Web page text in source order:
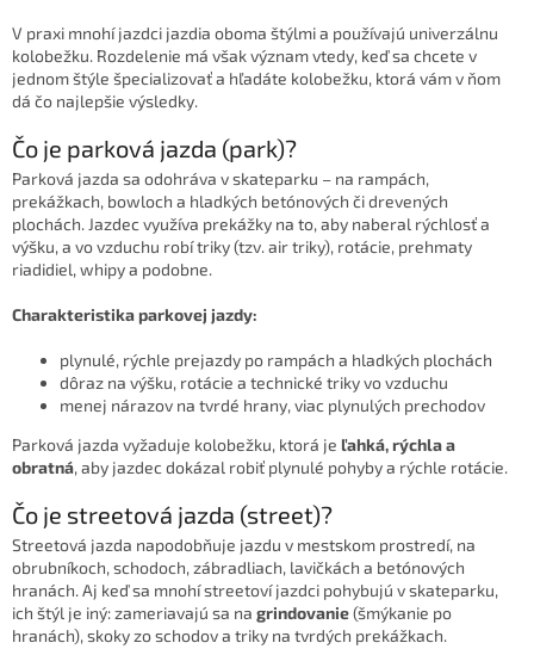
V praxi mnohí jazdci jazdia oboma štýlmi a používajú univerzálnu
kolobežku. Rozdelenie má však význam vtedy, keď sa chcete v
jednom štýle špecializovať a hľadáte kolobežku, ktorá vám v ňom
dá čo najlepšie výsledky.
Čo je parková jazda (park)?
Parková jazda sa odohráva v skateparku – na rampách,
prekážkach, bowloch a hladkých betónových či drevených
plochách. Jazdec využíva prekážky na to, aby naberal rýchlosť a
výšku, a vo vzduchu robí triky (tzv. air triky), rotácie, prehmaty
riadidiel, whipy a podobne.
Charakteristika parkovej jazdy:
plynulé, rýchle prejazdy po rampách a hladkých plochách
dôraz na výšku, rotácie a technické triky vo vzduchu
menej nárazov na tvrdé hrany, viac plynulých prechodov
Parková jazda vyžaduje kolobežku, ktorá je ľahká, rýchla a
obratná, aby jazdec dokázal robiť plynulé pohyby a rýchle rotácie.
Čo je streetová jazda (street)?
Streetová jazda napodobňuje jazdu v mestskom prostredí, na
obrubníkoch, schodoch, zábradliach, lavičkách a betónových
hranách. Aj keď sa mnohí streetoví jazdci pohybujú v skateparku,
ich štýl je iný: zameriavajú sa na grindovanie(šmýkanie po
hranách), skoky zo schodov a triky na tvrdých prekážkach.